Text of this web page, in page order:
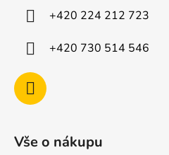
+420 224 212 723
+420 730 514 546
Vše o nákupu